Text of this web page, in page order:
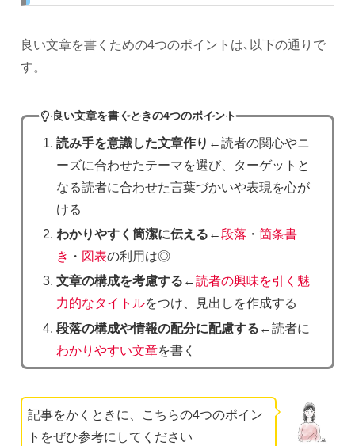
良い文章を書くための4つのポイントは､以下の通りで
す。
良い文章を書くときの4つのポイント
読み手を意識した文章作り ←読者の関心やニ
ーズに合わせたテーマを選び、ターゲットと
なる読者に合わせた言葉づかいや表現を心が
ける
わかりやすく簡潔に伝える ←段落 ・ 箇条書
き ・ 図表の利用は◎
文章の構成を考慮する ←読者の興味を引く魅
力的なタイトルをつけ、見出しを作成する
段落の構成や情報の配分に配慮する ←読者に
わかりやすい文章を書く
記事をかくときに、こちらの4つのポイン
トをぜひ参考にしてください